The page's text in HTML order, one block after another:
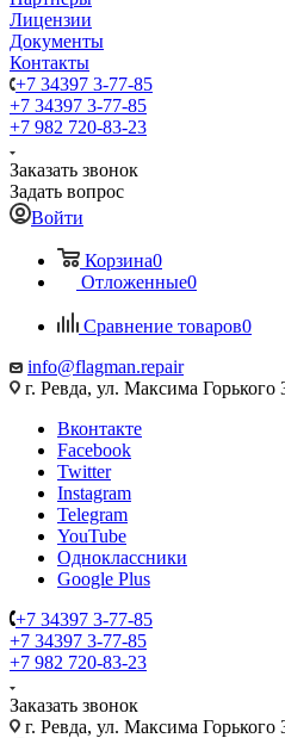
Лицензии
Документы
Контакты
+7 34397 3-77-85
+7 34397 3-77-85
+7 982 720-83-23
Заказать звонок
Задать вопрос
Войти
Корзина0
Отложенные0
Сравнение товаров0
info@flagman.repair
г. Ревда, ул. Максима
Вконтакте
Facebook
Twitter
Instagram
Telegram
YouTube
Одноклассники
Google Plus
+7 34397 3-77-85
+7 34397 3-77-85
+7 982 720-83-23
Заказать звонок
г. Ревда, ул. Максима